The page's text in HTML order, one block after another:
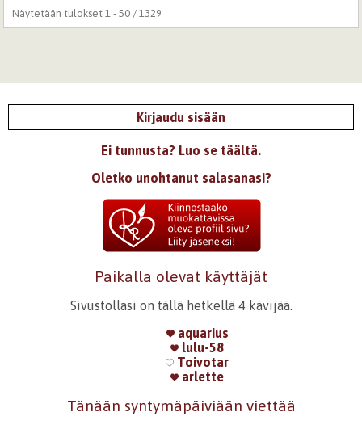
Näytetään tulokset 1 - 50 / 1329
Kirjaudu sisään
Ei tunnusta? Luo se täältä.
Oletko unohtanut salasanasi?
Paikalla olevat käyttäjät
Sivustollasi on tällä hetkellä 4 kävijää.
aquarius
lulu-58
Toivotar
arlette
Tänään syntymäpäiviään viettää